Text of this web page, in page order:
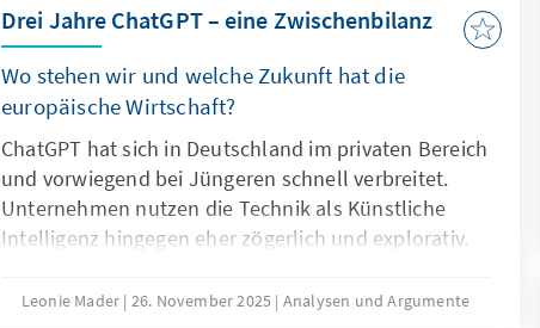
Drei Jahre ChatGPT – eine Zwischenbilanz
Wo stehen wir und welche Zukunft hat die
europäische Wirtschaft?
ChatGPT hat sich in Deutschland im privaten Bereich
und vorwiegend bei Jüngeren schnell verbreitet.
Unternehmen nutzen die Technik als Künstliche
Intelligenz hingegen eher zögerlich und explorativ.
Eigenschaften von ChatGPT, sondern auch
Leonie Mader 26. November 2025 Analysen und Argumente